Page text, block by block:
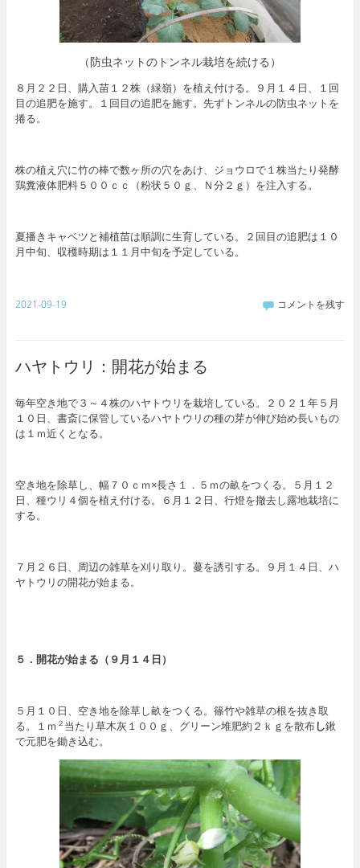
（防虫ネットのトンネル栽培を続ける）
８月２２日、購入苗１２株（緑嶺）を植え付ける。９月１４日、１回
目の追肥を施す。１回目の追肥を施す。先ずトンネルの防虫ネットを
捲る。
株の植え穴に竹の棒で数ヶ所の穴をあけ、ジョウロで１株当たり発酵
鶏糞液体肥料５００ｃｃ（粉状５０ｇ、Ｎ分２ｇ）を注入する。
夏播きキャベツと補植苗は順調に生育している。２回目の追肥は１０
月中旬、収穫時期は１１月中旬を予定している。
2021-09-19 コメントを残す
ハヤトウリ：開花が始まる
毎年空き地で３～４株のハヤトウリを栽培している。２０２１年５月
１０日、書斎に保管しているハヤトウリの種の芽が伸び始め長いもの
は１ｍ近くとなる。
空き地を除草し、幅７０ｃｍ×長さ１．５ｍの畝をつくる。５月１２
日、種ウリ４個を植え付ける。６月１２日、行燈を撤去し露地栽培に
する。
７月２６日、周辺の雑草を刈り取り。蔓を誘引する。９月１４日、ハ
ヤトウリの開花が始まる。
５．開花が始まる（９月１４日）
５月１０日、空き地を除草し畝をつくる。篠竹や雑草の根を抜き取
る。１ｍ ２ 当たり草木灰１００ｇ、グリーン堆肥約２ｋｇを散布し鍬
で元肥を鋤き込む。